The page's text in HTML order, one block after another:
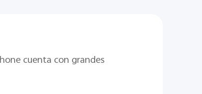
cuenta con grandes